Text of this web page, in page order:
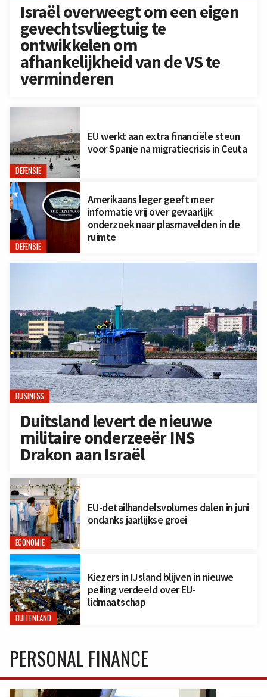
Israël overweegt om een eigen
gevechtsvliegtuig te
ontwikkelen om
afhankelijkheid van de VS te
verminderen
DEFENSIE
EU werkt aan extra financiële steun
voor Spanje na migratiecrisis in Ceuta
DEFENSIE
Amerikaans leger geeft meer
informatie vrij over gevaarlijk
onderzoek naar plasmavelden in de
ruimte
BUSINESS
Duitsland levert de nieuwe
militaire onderzeeër INS
Drakon aan Israël
ECONOMIE
EU-detailhandelsvolumes dalen in juni
ondanks jaarlijkse groei
BUITENLAND
Kiezers in IJsland blijven in nieuwe
peiling verdeeld over EU-
lidmaatschap
PERSONAL FINANCE